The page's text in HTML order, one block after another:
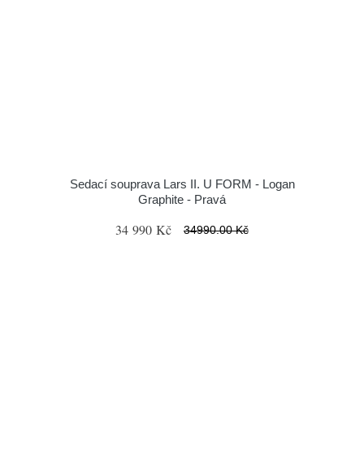
Sedací souprava Lars II. U FORM - Logan
Graphite - Pravá
34 990 Kč 34990.00 Kč